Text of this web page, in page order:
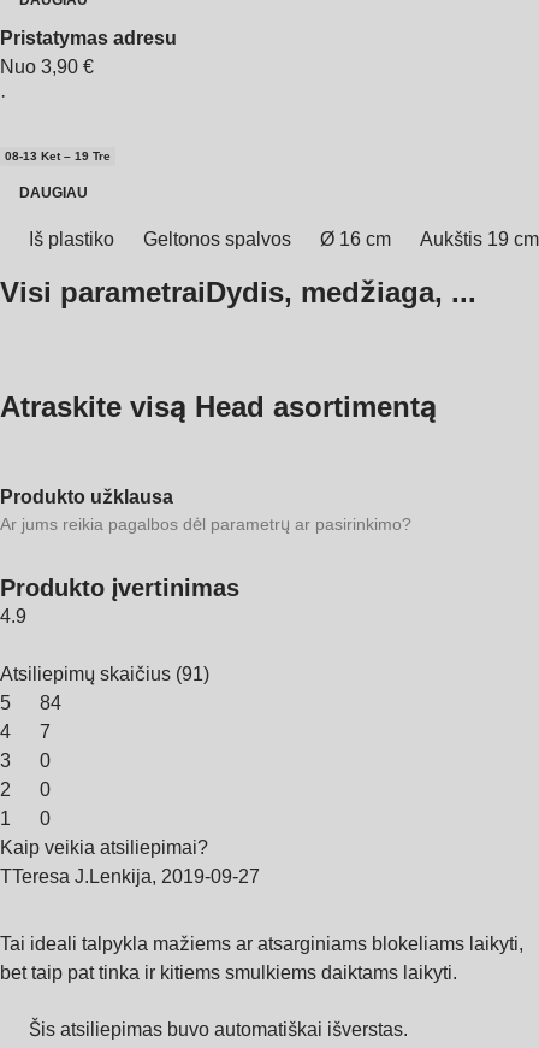
Pristatymas adresu
Nuo 3,90 €
·
08‑13 Ket – 19 Tre
DAUGIAU
Iš plastiko Geltonos spalvos Ø 16 cm Aukštis 19 cm
Visi parametraiDydis, medžiaga, ...
Atraskite visą Head asortimentą
Produkto užklausa
Ar jums reikia pagalbos dėl parametrų ar pasirinkimo?
Produkto įvertinimas
4.9
Atsiliepimų skaičius (91)
5
84
4
7
3
0
2
0
1
0
Kaip veikia atsiliepimai?
TTeresa J. Lenkija, 2019‑09‑27
Tai ideali talpykla mažiems ar atsarginiams blokeliams laikyti,
bet taip pat tinka ir kitiems smulkiems daiktams laikyti.
Šis atsiliepimas buvo automatiškai išverstas.